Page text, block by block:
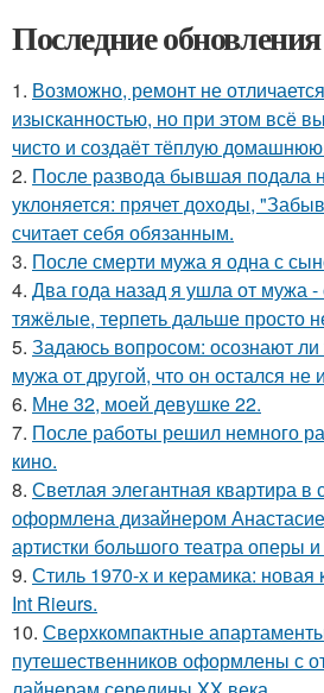
Последние
1. Возможно, ремонт не
изысканностью, но при этом всё
чисто и создаёт тёплую
2. После развода бывшая подала
уклоняется: прячет доходы,
считает себя обязанным.
3. После смерти мужа я одна с
4. Два года назад я ушла от мужа
тяжёлые, терпеть дальше просто
5. Задаюсь вопросом: осознают
мужа от другой, что он остался не
6. Мне 32, моей девушке 22.
7. После работы решил немного
кино.
8. Светлая элегантная квартира
оформлена дизайнером
артистки большого театра оперы
9. Стиль 1970-х и керамика: новая
Int Rieurs.
10. Сверхкомпактные
путешественников оформлены с